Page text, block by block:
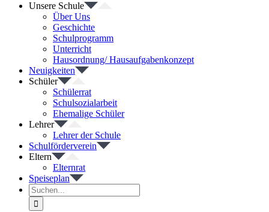
Unsere Schule
Über Uns
Geschichte
Schulprogramm
Unterricht
Hausordnung/ Hausaufgabenkonzept
Neuigkeiten
Schüler
Schülerrat
Schulsozialarbeit
Ehemalige Schüler
Lehrer
Lehrer der Schule
Schulförderverein
Eltern
Elternrat
Speiseplan
Suche
nach: